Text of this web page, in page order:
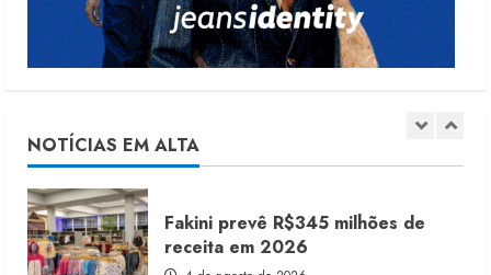
NOTÍCIAS EM ALTA
1
2
4 de agosto de 2026
Projeto testa passaporte digital na
moda nacional